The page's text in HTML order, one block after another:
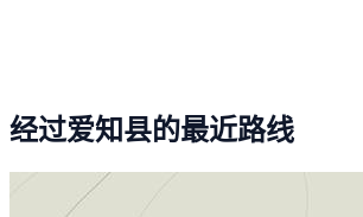
经过爱知县的最近路线